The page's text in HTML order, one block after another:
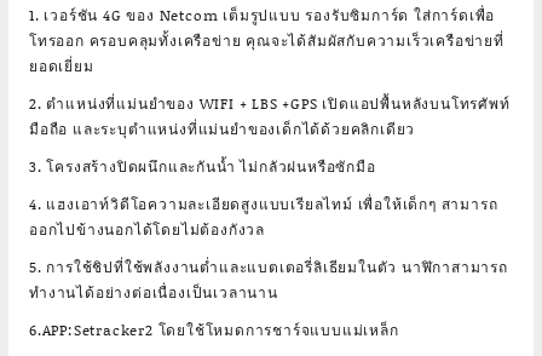
1. เวอร์ชัน 4G ของ Netcom เต็มรูปแบบ รองรับซิมการ์ด ใส่การ์ดเพื่อ
โทรออก ครอบคลุมทั้งเครือข่าย คุณจะได้สัมผัสกับความเร็วเครือข่ายที่
ยอดเยี่ยม
2. ตำแหน่งที่แม่นยำของ WIFI + LBS +GPS เปิดแอปพื้นหลังบนโทรศัพท์
มือถือ และระบุตำแหน่งที่แม่นยำของเด็กได้ด้วยคลิกเดียว
3. โครงสร้างปิดผนึกและกันน้ำ ไม่กลัวฝนหรือซักมือ
4. แฮงเอาท์วิดีโอความละเอียดสูงแบบเรียลไทม์ เพื่อให้เด็กๆ สามารถ
ออกไปข้างนอกได้โดยไม่ต้องกังวล
5. การใช้ชิปที่ใช้พลังงานต่ำและแบตเตอรี่ลิเธียมในตัว นาฬิกาสามารถ
ทำงานได้อย่างต่อเนื่องเป็นเวลานาน
6.APP:Setracker2 โดยใช้โหมดการชาร์จแบบแม่เหล็ก